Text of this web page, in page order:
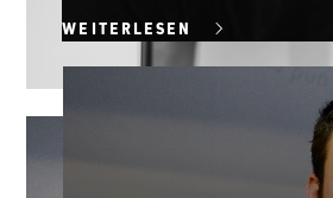
WEITERLESEN